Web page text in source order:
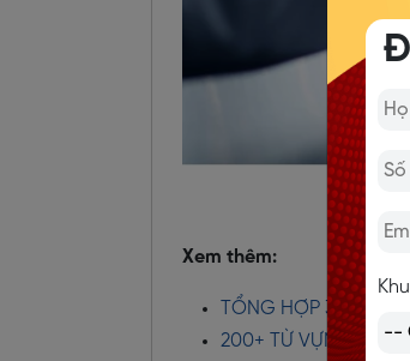
Xem thêm:
TỔNG HỢP 3000 TỪ
200+ TỪ VỰNG